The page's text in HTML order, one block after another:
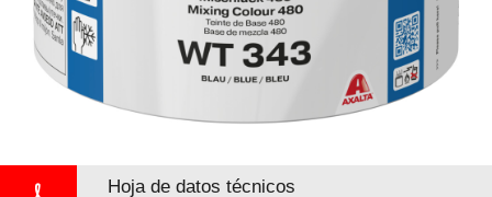
Hoja de datos técnicos